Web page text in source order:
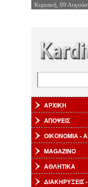
Κυριακή, 09
ΑΡΧΙΚΗ
ΑΠΟΨΕΙΣ
ΟΙΚΟΝΟΜΙΑ -
MAGAZINO
ΑΘΛΗΤΙΚΑ
ΔΙΑΚΗΡΥΞΕΙΣ